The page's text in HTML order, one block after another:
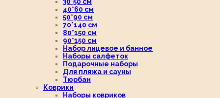
40*60 см
50*90 см
70*140 см
80*150 см
90*150 см
Набор лицевое и банное
Наборы салфеток
Подарочные наборы
Для пляжа и сауны
Тюрбан
Коврики
Наборы ковриков